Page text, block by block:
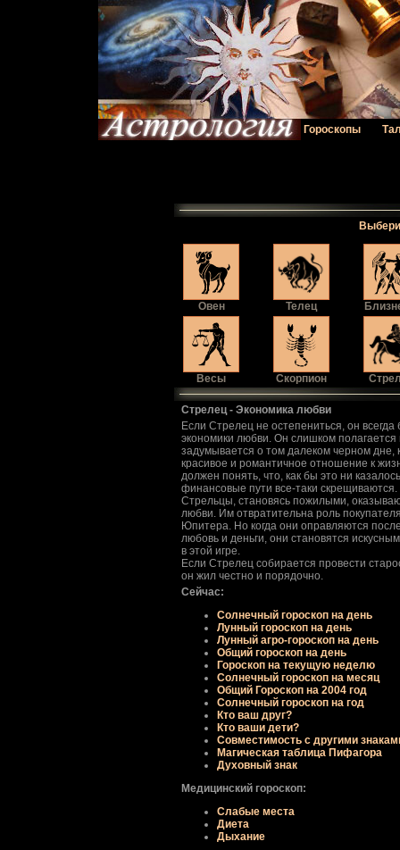
Гороскопы
Овен Телец
Весы Скорпион
Стрелец - Экономика любви
Если Стрелец не остепениться, он всегда
экономики любви. Он слишком
задумывается о том далеком черном дне,
красивое и романтичное отношение к
должен понять, что, как бы это ни
финансовые пути все-таки скрещиваются.
Стрельцы, становясь пожилыми,
любви. Им отвратительна роль
Юпитера. Но когда они оправляются
любовь и деньги, они становятся
в этой игре.
Если Стрелец собирается провести
он жил честно и порядочно.
Сейчас:
Солнечный гороскоп на день
Лунный гороскоп на день
Лунный агро-гороскоп на день
Общий гороскоп на день
Гороскоп на текущую неделю
Солнечный гороскоп на месяц
Общий Гороскоп на 2004 год
Солнечный гороскоп на год
Кто ваш друг?
Кто ваши дети?
Совместимость с другими
Магическая таблица Пифагора
Духовный знак
Медицинский гороскоп:
Слабые места
Диета
Дыхание